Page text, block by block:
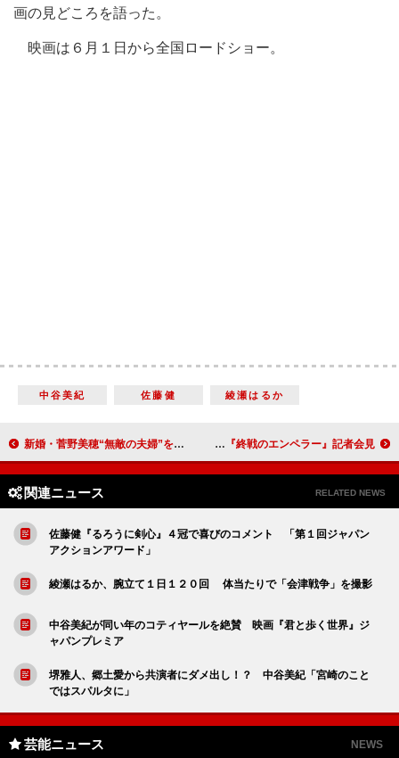
画の見どころを語った。
映画は６月１日から全国ロードショー。
中谷美紀 佐藤健 綾瀬はるか
新婚・菅野美穂“無敵の夫婦”を目指す 「１年前は結婚の気配はまったくなかった」 昭和天皇役の片岡孝太郎「勘三郎兄さんに出ろと言われた」 映画『終戦のエンペラー』記者会見
関連ニュース RELATED NEWS
佐藤健『るろうに剣心』４冠で喜びのコメント 「第１回ジャパン
アクションアワード」
綾瀬はるか、腕立て１日１２０回 体当たりで「会津戦争」を撮影
中谷美紀が同い年のコティヤールを絶賛 映画『君と歩く世界』ジ
ャパンプレミア
堺雅人、郷土愛から共演者にダメ出し！？ 中谷美紀「宮崎のこと
ではスパルタに」
芸能ニュース NEWS